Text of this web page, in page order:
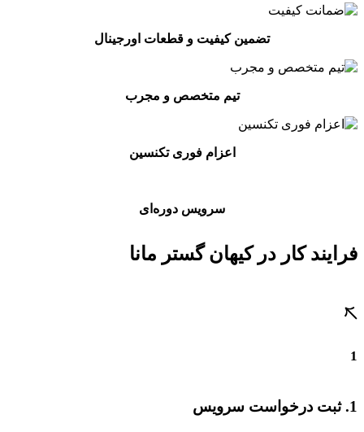
تضمین کیفیت و قطعات اورجینال
تیم متخصص و مجرب
اعزام فوری تکنسین
سرویس دوره‌ای
فرایند کار در کیهان گستر مانا
1
1. ثبت درخواست سرویس